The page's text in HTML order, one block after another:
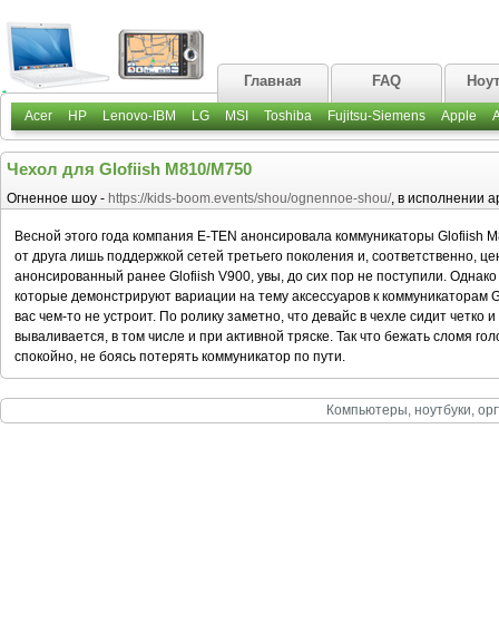
Главная FAQ
Acer HP Lenovo-IBM LG MSI Toshiba Fujitsu-Siemens Apple
Чехол для Glofiish M810/M750
Огненное шоу - https://kids-boom.events/shou/ognennoe-shou/, в исполнении
Весной этого года компания E-TEN анонсировала коммуникаторы Glofiish
от друга лишь поддержкой сетей третьего поколения и, соответственно,
анонсированный ранее Glofiish V900, увы, до сих пор не поступили.
которые демонстрируют вариации на тему аксессуаров к коммуникаторам
вас чем-то не устроит. По ролику заметно, что девайс в чехле сидит четко
вываливается, в том числе и при активной тряске. Так что бежать сломя
спокойно, не боясь потерять коммуникатор по пути.
Компьютеры, ноутбуки,